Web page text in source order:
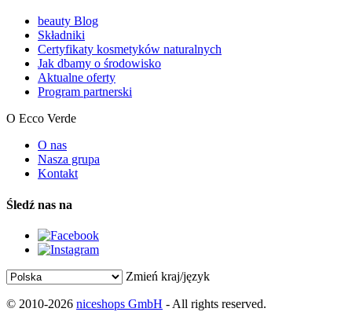
beauty Blog
Składniki
Certyfikaty kosmetyków naturalnych
Jak dbamy o środowisko
Aktualne oferty
Program partnerski
O Ecco Verde
O nas
Nasza grupa
Kontakt
Śledź nas na
Zmień kraj/język
© 2010-2026 niceshops GmbH - All rights reserved.